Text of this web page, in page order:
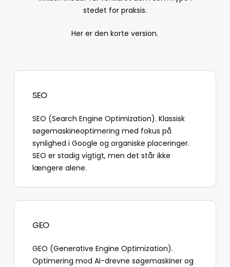
stedet for praksis.
Her er den korte version.
SEO
SEO (Search Engine Optimization). Klassisk
søgemaskineoptimering med fokus på
synlighed i Google og organiske placeringer.
SEO er stadig vigtigt, men det står ikke
længere alene.
GEO
GEO (Generative Engine Optimization).
Optimering mod AI-drevne søgemaskiner og